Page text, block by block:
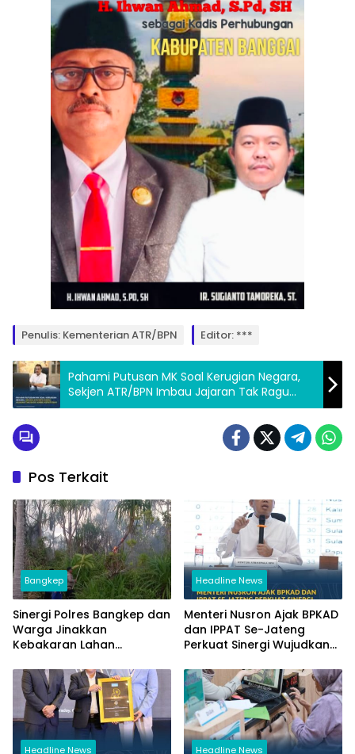
Penulis: Kementerian ATR/BPN Editor: ***
Pahami Putusan MK Soal Kerugian Negara,
Sekjen ATR/BPN Imbau Jajaran Tak Ragu
Ambil Keputusan
Pos Terkait
Bangkep
Sinergi Polres Bangkep dan
Warga Jinakkan
Kebakaran Lahan
Headline News
Menteri Nusron Ajak BPKAD
dan IPPAT Se-Jateng
Perkuat Sinergi Wujudkan
Pertanahan
Headline News Headline News